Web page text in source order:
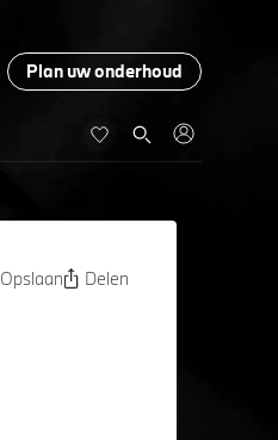
Plan uw onderhoud
Opslaan Delen